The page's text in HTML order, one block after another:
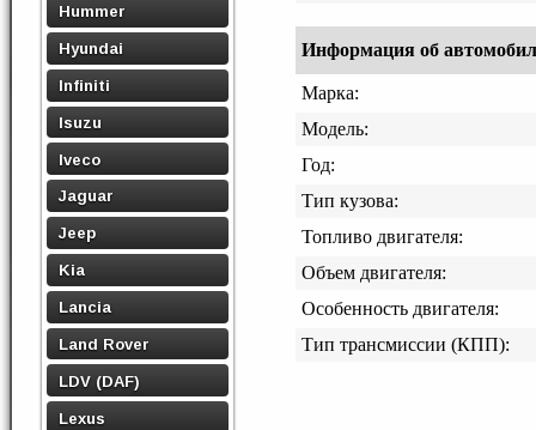
Hummer
Hyundai
Infiniti
Isuzu
Iveco
Jaguar
Jeep
Kia
Lancia
Land Rover
LDV (DAF)
Lexus
Информация об
Марка:
Модель:
Год:
Тип кузова:
Топливо двигателя:
Объем двигателя:
Особенность двигателя:
Тип трансмиссии (КПП):